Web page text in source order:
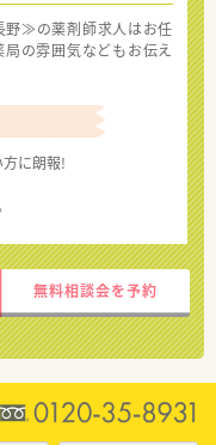
野≫の薬剤師求人はお任
の雰囲気などもお伝え
に朗報!
無料相談会を予約